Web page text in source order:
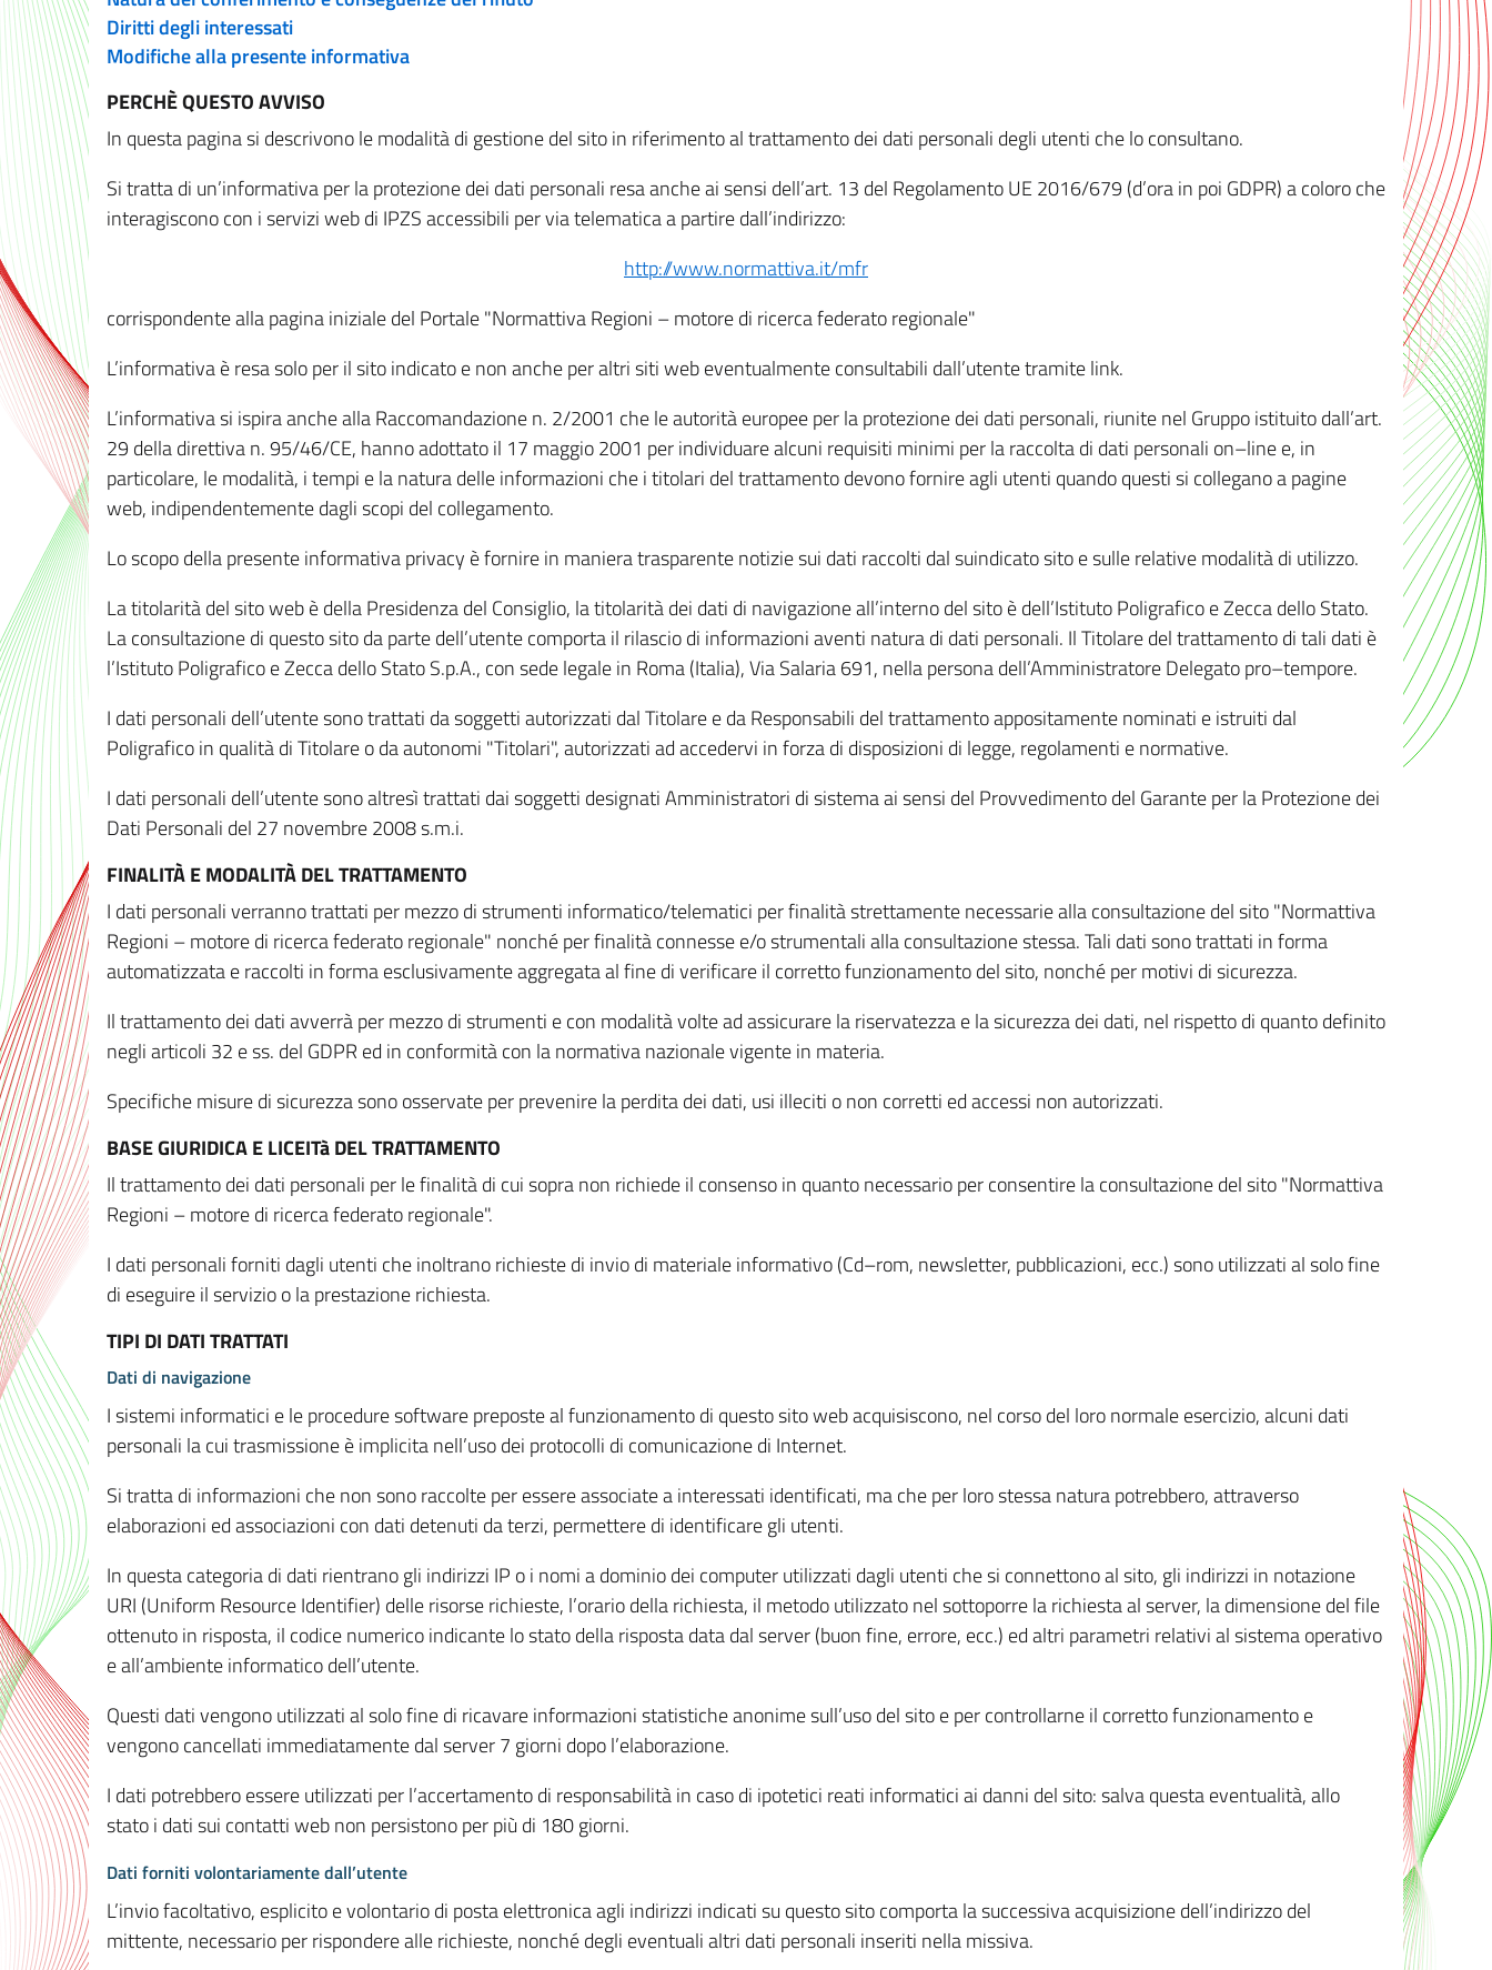
Diritti degli interessati
Modifiche alla presente informativa
PERCHÈ QUESTO AVVISO
In questa pagina si descrivono le modalità di gestione del sito in riferimento al trattamento dei dati personali degli utenti che lo consultano.
Si tratta di un’informativa per la protezione dei dati personali resa anche ai sensi dell’art. 13 del Regolamento UE 2016/679 (d’ora in poi GDPR) a coloro che
interagiscono con i servizi web di IPZS accessibili per via telematica a partire dall’indirizzo:
http://www.normattiva.it/mfr
corrispondente alla pagina iniziale del Portale "Normattiva Regioni – motore di ricerca federato regionale"
L’informativa è resa solo per il sito indicato e non anche per altri siti web eventualmente consultabili dall’utente tramite link.
L’informativa si ispira anche alla Raccomandazione n. 2/2001 che le autorità europee per la protezione dei dati personali, riunite nel Gruppo istituito dall’art.
29 della direttiva n. 95/46/CE, hanno adottato il 17 maggio 2001 per individuare alcuni requisiti minimi per la raccolta di dati personali on–line e, in
particolare, le modalità, i tempi e la natura delle informazioni che i titolari del trattamento devono fornire agli utenti quando questi si collegano a pagine
web, indipendentemente dagli scopi del collegamento.
Lo scopo della presente informativa privacy è fornire in maniera trasparente notizie sui dati raccolti dal suindicato sito e sulle relative modalità di utilizzo.
La titolarità del sito web è della Presidenza del Consiglio, la titolarità dei dati di navigazione all’interno del sito è dell’Istituto Poligrafico e Zecca dello Stato.
La consultazione di questo sito da parte dell’utente comporta il rilascio di informazioni aventi natura di dati personali. Il Titolare del trattamento di tali dati è
l’Istituto Poligrafico e Zecca dello Stato S.p.A., con sede legale in Roma (Italia), Via Salaria 691, nella persona dell’Amministratore Delegato pro–tempore.
I dati personali dell’utente sono trattati da soggetti autorizzati dal Titolare e da Responsabili del trattamento appositamente nominati e istruiti dal
Poligrafico in qualità di Titolare o da autonomi "Titolari", autorizzati ad accedervi in forza di disposizioni di legge, regolamenti e normative.
I dati personali dell’utente sono altresì trattati dai soggetti designati Amministratori di sistema ai sensi del Provvedimento del Garante per la Protezione dei
Dati Personali del 27 novembre 2008 s.m.i.
FINALITÀ E MODALITÀ DEL TRATTAMENTO
I dati personali verranno trattati per mezzo di strumenti informatico/telematici per finalità strettamente necessarie alla consultazione del sito "Normattiva
Regioni – motore di ricerca federato regionale" nonché per finalità connesse e/o strumentali alla consultazione stessa. Tali dati sono trattati in forma
automatizzata e raccolti in forma esclusivamente aggregata al fine di verificare il corretto funzionamento del sito, nonché per motivi di sicurezza.
Il trattamento dei dati avverrà per mezzo di strumenti e con modalità volte ad assicurare la riservatezza e la sicurezza dei dati, nel rispetto di quanto definito
negli articoli 32 e ss. del GDPR ed in conformità con la normativa nazionale vigente in materia.
Specifiche misure di sicurezza sono osservate per prevenire la perdita dei dati, usi illeciti o non corretti ed accessi non autorizzati.
BASE GIURIDICA E LICEITà DEL TRATTAMENTO
Il trattamento dei dati personali per le finalità di cui sopra non richiede il consenso in quanto necessario per consentire la consultazione del sito "Normattiva
Regioni – motore di ricerca federato regionale".
I dati personali forniti dagli utenti che inoltrano richieste di invio di materiale informativo (Cd–rom, newsletter, pubblicazioni, ecc.) sono utilizzati al solo fine
di eseguire il servizio o la prestazione richiesta.
TIPI DI DATI TRATTATI
Dati di navigazione
I sistemi informatici e le procedure software preposte al funzionamento di questo sito web acquisiscono, nel corso del loro normale esercizio, alcuni dati
personali la cui trasmissione è implicita nell’uso dei protocolli di comunicazione di Internet.
Si tratta di informazioni che non sono raccolte per essere associate a interessati identificati, ma che per loro stessa natura potrebbero, attraverso
elaborazioni ed associazioni con dati detenuti da terzi, permettere di identificare gli utenti.
In questa categoria di dati rientrano gli indirizzi IP o i nomi a dominio dei computer utilizzati dagli utenti che si connettono al sito, gli indirizzi in notazione
URI (Uniform Resource Identifier) delle risorse richieste, l’orario della richiesta, il metodo utilizzato nel sottoporre la richiesta al server, la dimensione del file
ottenuto in risposta, il codice numerico indicante lo stato della risposta data dal server (buon fine, errore, ecc.) ed altri parametri relativi al sistema operativo
e all’ambiente informatico dell’utente.
Questi dati vengono utilizzati al solo fine di ricavare informazioni statistiche anonime sull’uso del sito e per controllarne il corretto funzionamento e
vengono cancellati immediatamente dal server 7 giorni dopo l’elaborazione.
I dati potrebbero essere utilizzati per l’accertamento di responsabilità in caso di ipotetici reati informatici ai danni del sito: salva questa eventualità, allo
stato i dati sui contatti web non persistono per più di 180 giorni.
Dati forniti volontariamente dall’utente
L’invio facoltativo, esplicito e volontario di posta elettronica agli indirizzi indicati su questo sito comporta la successiva acquisizione dell’indirizzo del
mittente, necessario per rispondere alle richieste, nonché degli eventuali altri dati personali inseriti nella missiva.